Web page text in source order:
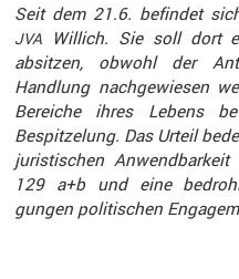
Seit dem 21.6. befindet
JVA Willich. Sie soll dort
absitzen, obwohl der
Handlung nachge­wiesen
Bereiche ihres Lebens
Bespit­ze­lung. Das Urteil
juris­ti­schen Anwend­bar­keit
129 a+b und eine
gungen politi­schen